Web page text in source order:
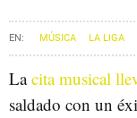
MÚSICA LA LIGA
Lacita musical
saldado con un